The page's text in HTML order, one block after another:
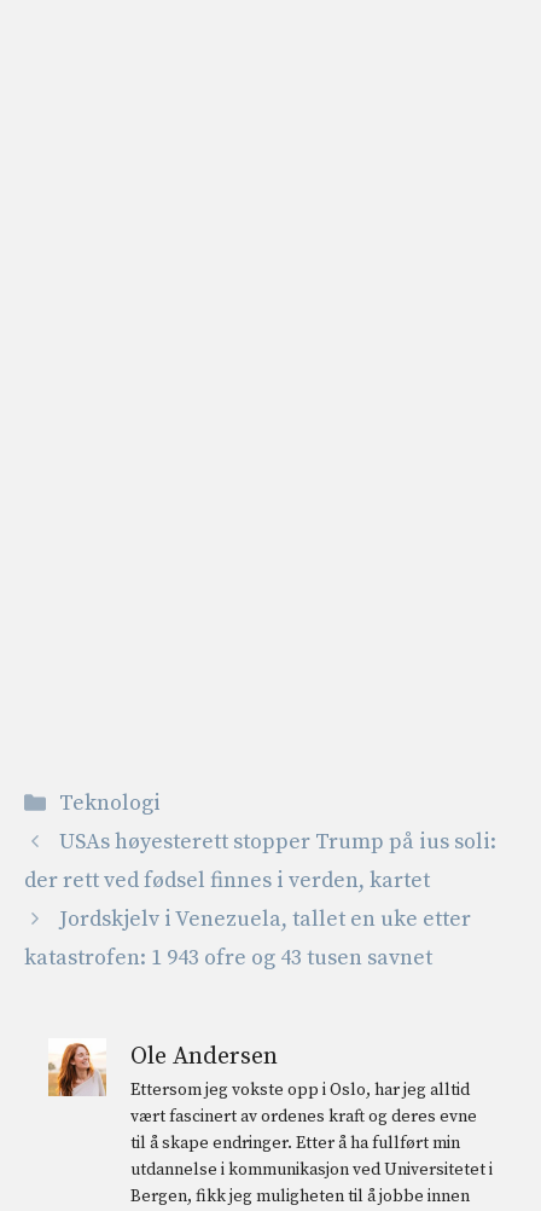
Kategorier
Teknologi
USAs høyesterett stopper Trump på ius soli:
der rett ved fødsel finnes i verden, kartet
Jordskjelv i Venezuela, tallet en uke etter
katastrofen: 1 943 ofre og 43 tusen savnet
Ole Andersen
Ettersom jeg vokste opp i Oslo, har jeg alltid
vært fascinert av ordenes kraft og deres evne
til å skape endringer. Etter å ha fullført min
utdannelse i kommunikasjon ved Universitetet i
Bergen, fikk jeg muligheten til å jobbe innen